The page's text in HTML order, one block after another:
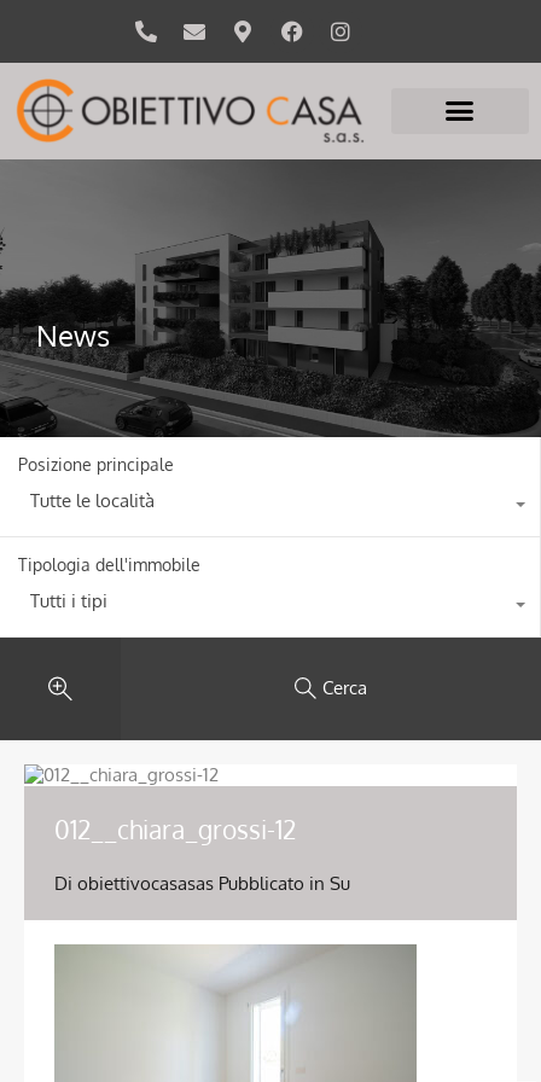
News
Posizione principale
Tutte le località
Tipologia dell'immobile
Tutti i tipi
Cerca
012__chiara_grossi-12
Di obiettivocasasas Pubblicato in Su